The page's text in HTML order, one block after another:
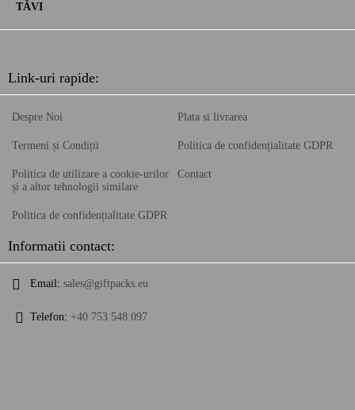
TĂVI
Link-uri rapide:
Despre Noi
Termeni și Condiții
Politica de utilizare a cookie-urilor
și a altor tehnologii similare
Politica de confidențialitate GDPR
Plata si livrarea
Politica de confidențialitate GDPR
Contact
Informatii contact:
Email: sales@giftpacks.eu
Telefon: +40 753 548 097